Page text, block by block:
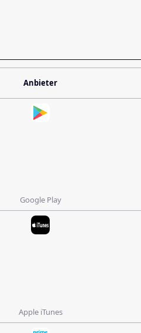
Anbieter
Google Play
Apple iTunes